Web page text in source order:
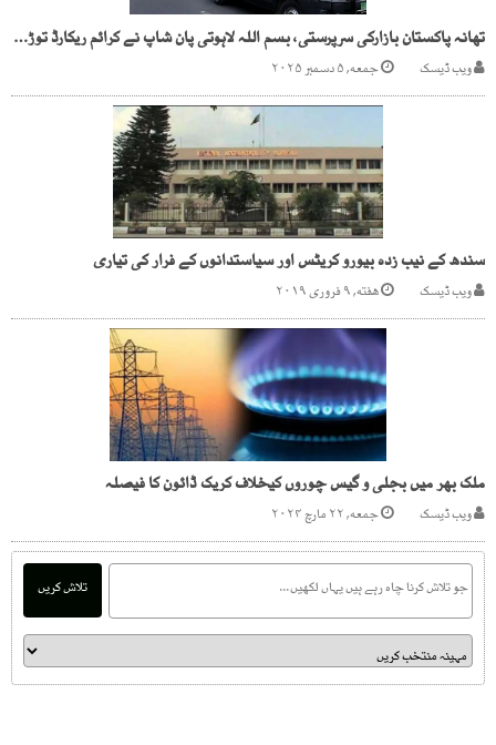
تھانہ پاکستان بازارکی سرپرستی، بسم اللہ لاہوتی پان شاپ نے کرائم ریکارڈ توڑ دیا
ویب ڈیسک جمعه, ۵ دسمبر ۲۰۲۵
سندھ کے نیب زدہ بیورو کریٹس اور سیاستدانوں کے فرار کی تیاری
ویب ڈیسک هفته, ۹ فروری ۲۰۱۹
ملک بھر میں بجلی و گیس چوروں کیخلاف کریک ڈائون کا فیصلہ
ویب ڈیسک جمعه, ۲۲ مارچ ۲۰۲۴
تلاش کریں